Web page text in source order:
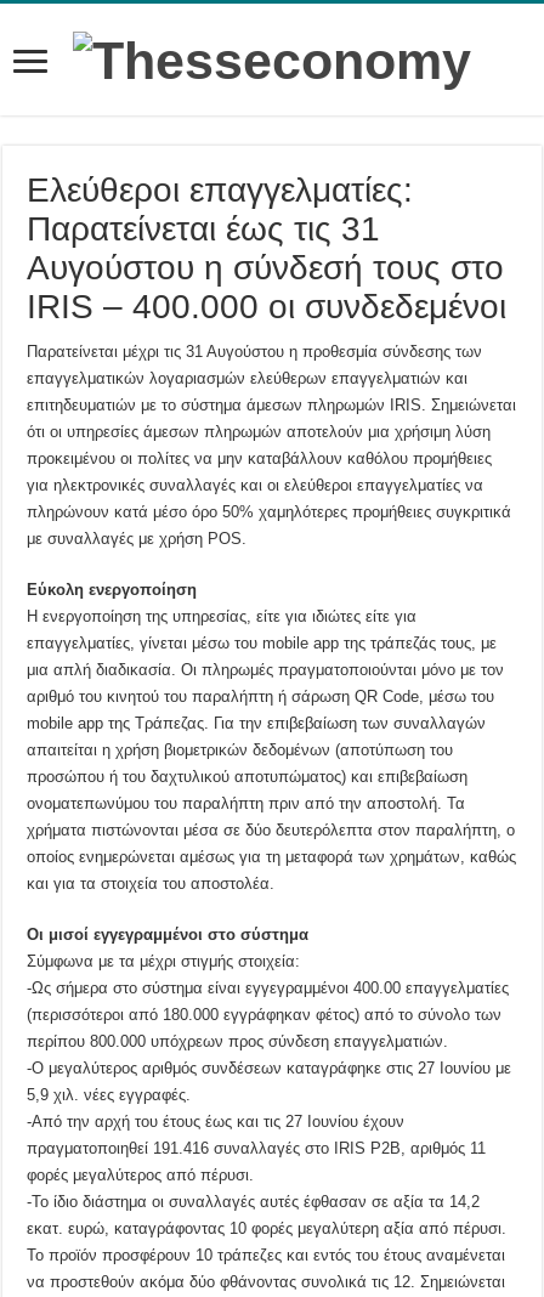
Ελεύθεροι επαγγελματίες:
Παρατείνεται έως τις 31
Αυγούστου η σύνδεσή τους στο
IRIS – 400.000 οι συνδεδεμένοι
Παρατείνεται μέχρι τις 31 Αυγούστου η προθεσμία σύνδεσης των
επαγγελματικών λογαριασμών ελεύθερων επαγγελματιών και
επιτηδευματιών με το σύστημα άμεσων πληρωμών IRIS. Σημειώνεται
ότι οι υπηρεσίες άμεσων πληρωμών αποτελούν μια χρήσιμη λύση
προκειμένου οι πολίτες να μην καταβάλλουν καθόλου προμήθειες
για ηλεκτρονικές συναλλαγές και οι ελεύθεροι επαγγελματίες να
πληρώνουν κατά μέσο όρο 50% χαμηλότερες προμήθειες συγκριτικά
με συναλλαγές με χρήση POS.
Εύκολη ενεργοποίηση
Η ενεργοποίηση της υπηρεσίας, είτε για ιδιώτες είτε για
επαγγελματίες, γίνεται μέσω του mobile app της τράπεζάς τους, με
μια απλή διαδικασία. Οι πληρωμές πραγματοποιούνται μόνο με τον
αριθμό του κινητού του παραλήπτη ή σάρωση QR Code, μέσω του
mobile app της Τράπεζας. Για την επιβεβαίωση των συναλλαγών
απαιτείται η χρήση βιομετρικών δεδομένων (αποτύπωση του
προσώπου ή του δαχτυλικού αποτυπώματος) και επιβεβαίωση
ονοματεπωνύμου του παραλήπτη πριν από την αποστολή. Τα
χρήματα πιστώνονται μέσα σε δύο δευτερόλεπτα στον παραλήπτη, ο
οποίος ενημερώνεται αμέσως για τη μεταφορά των χρημάτων, καθώς
και για τα στοιχεία του αποστολέα.
Οι μισοί εγγεγραμμένοι στο σύστημα
Σύμφωνα με τα μέχρι στιγμής στοιχεία:
-Ως σήμερα στο σύστημα είναι εγγεγραμμένοι 400.00 επαγγελματίες
(περισσότεροι από 180.000 εγγράφηκαν φέτος) από το σύνολο των
περίπου 800.000 υπόχρεων προς σύνδεση επαγγελματιών.
-Ο μεγαλύτερος αριθμός συνδέσεων καταγράφηκε στις 27 Ιουνίου με
5,9 χιλ. νέες εγγραφές.
-Από την αρχή του έτους έως και τις 27 Ιουνίου έχουν
πραγματοποιηθεί 191.416 συναλλαγές στο IRIS P2B, αριθμός 11
φορές μεγαλύτερος από πέρυσι.
-Το ίδιο διάστημα οι συναλλαγές αυτές έφθασαν σε αξία τα 14,2
εκατ. ευρώ, καταγράφοντας 10 φορές μεγαλύτερη αξία από πέρυσι.
Το προϊόν προσφέρουν 10 τράπεζες και εντός του έτους αναμένεται
να προστεθούν ακόμα δύο φθάνοντας συνολικά τις 12. Σημειώνεται